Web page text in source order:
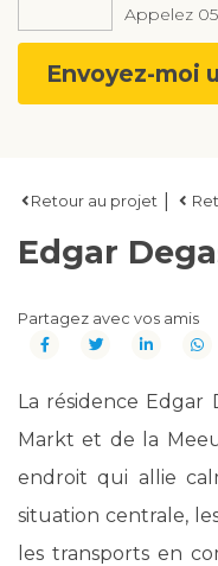
Appelez
Envoyez-moi
Retour au projet
Edgar
Partagez avec vos amis
La résidence Edgar
Markt et de la
endroit qui allie
situation centrale,
les transports en